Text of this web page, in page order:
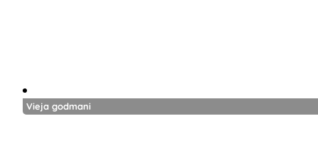
Vieja godmani